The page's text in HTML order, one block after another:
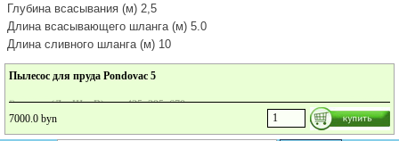
Глубина всасывания (м) 2,5
Длина всасывающего шланга (м) 5.0
Длина сливного шланга (м) 10
Пылесос для пруда Pondovac 5
Размеры (Д х Ш х В) мм. 435х395х670
Номинальное напряжение 220-240 В / 50 Гц
Энергопотребление Вт. 1700
7000.0 byn